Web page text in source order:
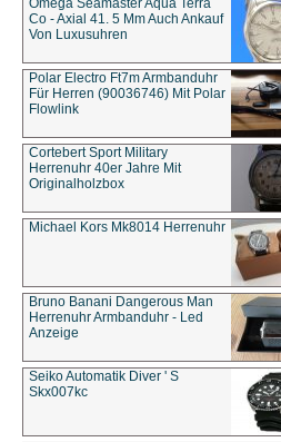
Omega Seamaster Aqua Terra
Co - Axial 41. 5 Mm Auch Ankauf
Von Luxusuhren
Polar Electro Ft7m Armbanduhr
Für Herren (90036746) Mit Polar
Flowlink
Cortebert Sport Military
Herrenuhr 40er Jahre Mit
Originalholzbox
Michael Kors Mk8014 Herrenuhr
Bruno Banani Dangerous Man
Herrenuhr Armbanduhr - Led
Anzeige
Seiko Automatik Diver ' S
Skx007kc